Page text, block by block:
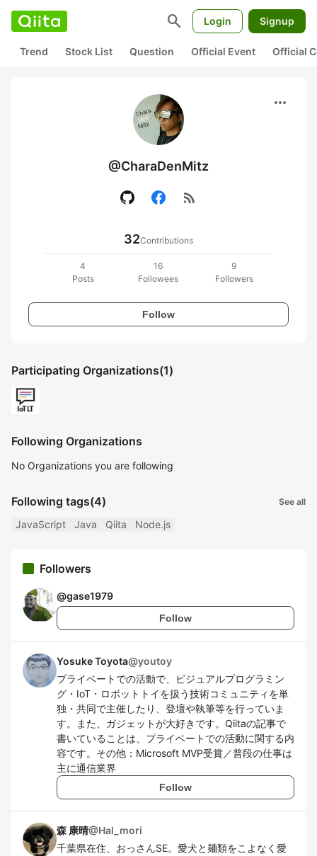
search Login Signup
Trend Stock List Question Official Event Official
more_horiz
@CharaDenMitz
rss_feed
32Contributions
4
Posts
16
Followees
9
Followers
Follow
Participating Organizations(1)
Following Organizations
No Organizations you are following
Following tags(4) See all
JavaScript Java Qiita Node.js
Followers
@gase1979
Follow
Yosuke Toyota@youtoy
プライベートでの活動で、ビジュアルプログラミン
グ・IoT・ロボットトイを扱う技術コミュニティを単
独・共同で主催したり、登壇や執筆等を行っていま
す。また、ガジェットが大好きです。Qiitaの記事で
書いていることは、プライベートでの活動に関する内
容です。その他：Microsoft MVP受賞／普段の仕事は
主に通信業界
Follow
森 康晴@Hal_mori
千葉県在住、おっさんSE。愛犬と麺類をこよなく愛